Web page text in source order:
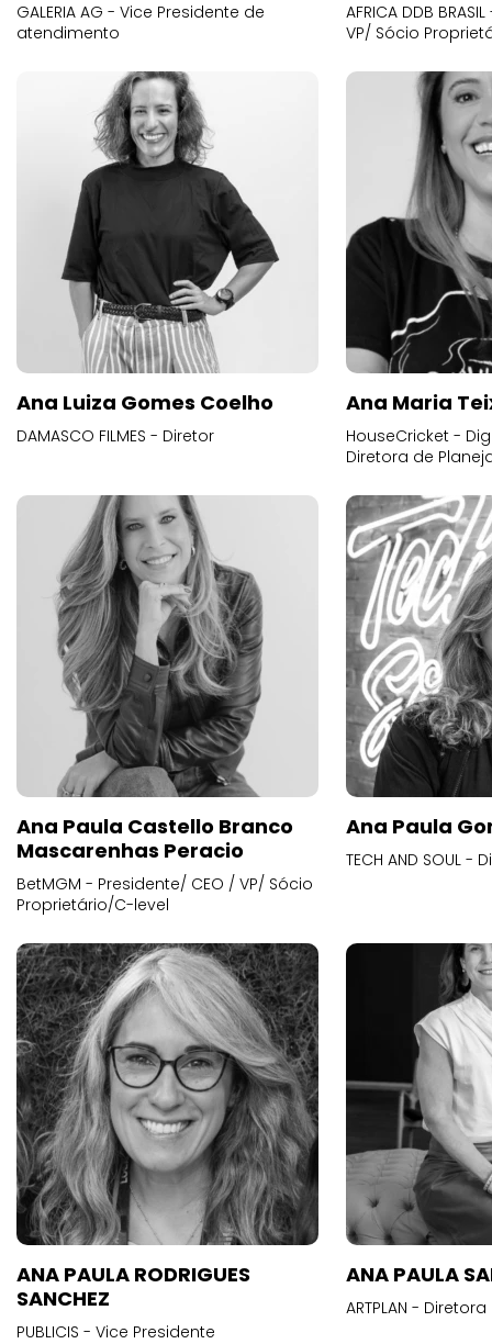
GALERIA AG - Vice Presidente de
atendimento
AFRICA DDB
VP/ Sócio
Ana Luiza Gomes Coelho
DAMASCO FILMES - Diretor
Ana Maria
HouseCricket -
Diretora de
Ana Paula Castello Branco
Mascarenhas Peracio
BetMGM - Presidente/ CEO / VP/ Sócio
Proprietário/C-level
Ana Paula
TECH AND SOUL
ANA PAULA RODRIGUES
SANCHEZ
PUBLICIS - Vice Presidente
ANA PAULA
ARTPLAN -